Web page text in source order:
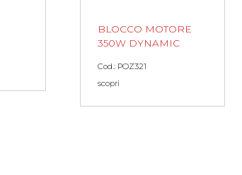
BLOCCO MOTORE
350W DYNAMIC
Cod.: POZ321
scopri